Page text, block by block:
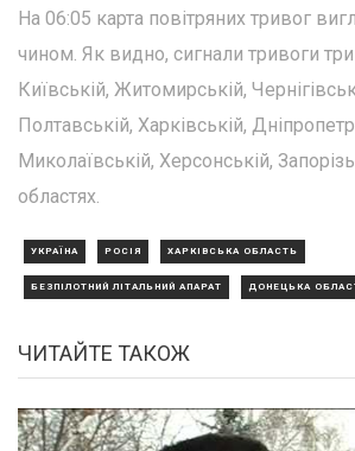
На 06:05 карта повітряних тривог
чином. Як видно, сигнали тривоги
Київській, Житомирській,
Полтавській, Харківській,
Миколаївській, Херсонській,
областях.
УКРАЇНА РОСІЯ ХАРКІВСЬКА ОБЛАСТЬ
БЕЗПІЛОТНИЙ ЛІТАЛЬНИЙ АПАРАТ ДОНЕЦЬКА
ЧИТАЙТЕ ТАКОЖ